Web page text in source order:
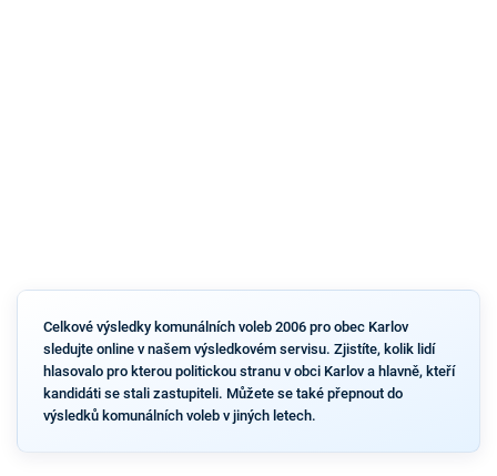
Celkové výsledky komunálních voleb 2006 pro obec Karlov
sledujte online v našem výsledkovém servisu. Zjistíte, kolik lidí
hlasovalo pro kterou politickou stranu v obci Karlov a hlavně, kteří
kandidáti se stali zastupiteli. Můžete se také přepnout do
výsledků komunálních voleb v jiných letech.